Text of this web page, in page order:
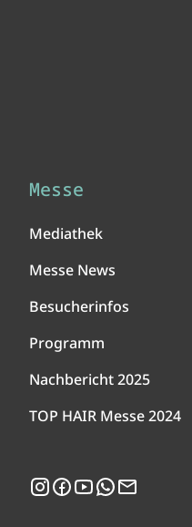
Messe
Mediathek
Messe News
Besucherinfos
Programm
Nachbericht 2025
TOP HAIR Messe 2024
Instagram
Facebook
YouTubeWhatsApp